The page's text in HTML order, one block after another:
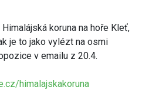
koruna na hoře Kleť,
je to jako vylézt na osmi
v emailu z 20.4.
himalajskakoruna